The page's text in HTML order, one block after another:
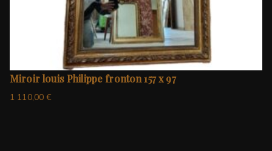
Miroir louis Philippe fronton 157 x 97
1 110,00€